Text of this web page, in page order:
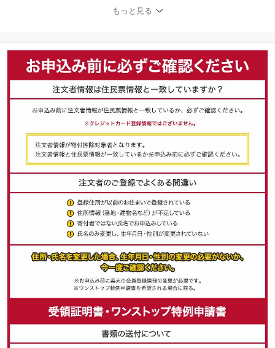
煌・夢乃村咲｜ふるさと
納税 焼酎 芋 いも焼酎 リ
飲み 父の日 成人式
もっと見る